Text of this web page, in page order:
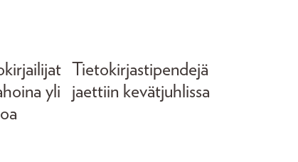
yli
Tietokirjastipendejä
jaettiin kevätjuhlissa